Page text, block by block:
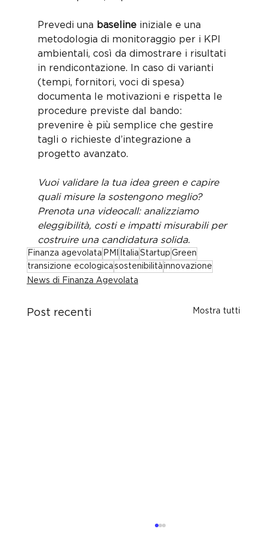
Prevedi una baseline iniziale e una
metodologia di monitoraggio per i KPI
ambientali, così da dimostrare i risultati
in rendicontazione. In caso di varianti
(tempi, fornitori, voci di spesa)
documenta le motivazioni e rispetta le
procedure previste dal bando:
prevenire è più semplice che gestire
tagli o richieste d’integrazione a
progetto avanzato.
Vuoi validare la tua idea green e capire
quali misure la sostengono meglio?
Prenota una videocall: analizziamo
eleggibilità, costi e impatti misurabili per
costruire una candidatura solida.
Finanza agevolata PMI Italia Startup Green
transizione ecologica sostenibilità innovazione
News di Finanza Agevolata
Post recenti Mostra tutti